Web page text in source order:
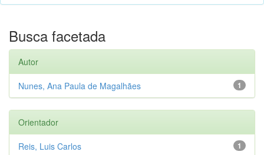
Busca facetada
Autor
1
Nunes, Ana Paula de Magalhães
Orientador
1
Reis, Luis Carlos